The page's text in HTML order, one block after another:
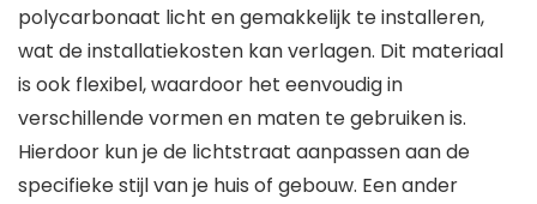
polycarbonaat licht en gemakkelijk te installeren,
wat de installatiekosten kan verlagen. Dit materiaal
is ook flexibel, waardoor het eenvoudig in
verschillende vormen en maten te gebruiken is.
Hierdoor kun je de lichtstraat aanpassen aan de
specifieke stijl van je huis of gebouw. Een ander